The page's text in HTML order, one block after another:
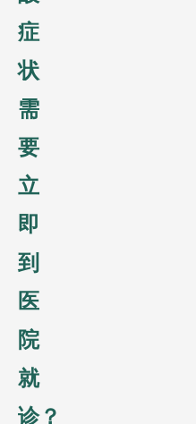
症
状
需
要
立
即
到
医
院
就
诊？